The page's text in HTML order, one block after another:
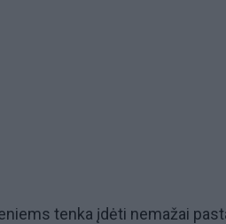
tenka įdėti nemažai